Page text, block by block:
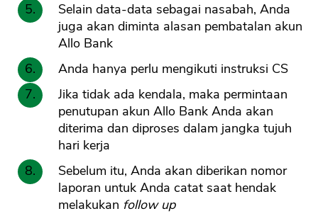
Selain data-data sebagai nasabah, Anda
juga akan diminta alasan pembatalan akun
Allo Bank
Anda hanya perlu mengikuti instruksi CS
Jika tidak ada kendala, maka permintaan
penutupan akun Allo Bank Anda akan
diterima dan diproses dalam jangka tujuh
hari kerja
Sebelum itu, Anda akan diberikan nomor
laporan untuk Anda catat saat hendak
melakukan follow up